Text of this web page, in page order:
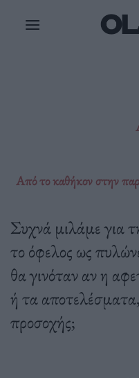
Από το καθήκον στην
Συχνά μιλάμε για
το όφελος ως
θα γινόταν αν η
ή τα
προσοχής;